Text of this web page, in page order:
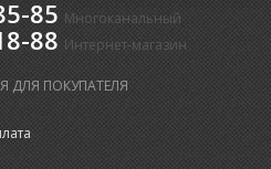
85 Многоканальный
88 Интернет-магазин
ДЛЯ ПОКУПАТЕЛЯ